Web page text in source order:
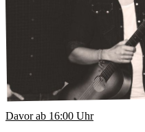
Davor ab 16:00 Uhr